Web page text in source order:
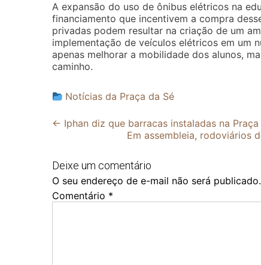
A expansão do uso de ônibus elétricos na
financiamento que incentivem a compra
privadas podem resultar na criação de um
implementação de veículos elétricos em um
apenas melhorar a mobilidade dos alunos,
caminho.
Notícias da Praça da Sé
Post
← Iphan diz que barracas instaladas na
Em assembleia, rodoviários
Deixe um comentário
O seu endereço de e-mail não será publicado.
Comentário *